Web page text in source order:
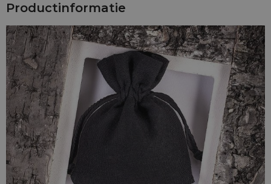
zich altijd esthetisch en elegant. Deze zakjes kunnen worden
voor diverse alledaagse voorwerpen.
Op speciaal verzoek van onze klanten maken wij zakken met
een gekozen opdruk. Als u geïnteresseerd bent in deze
optie, neem dan contact met ons op en wij zullen uw logo
rechtstreeks op de stof aanbrengen.
Productinformatie